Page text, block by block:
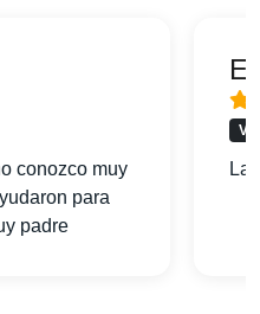
conozco muy
para
padre
La